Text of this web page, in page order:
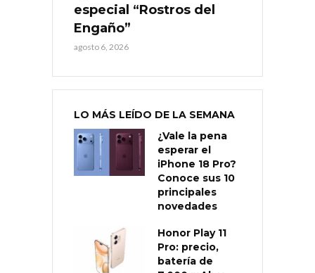
especial “Rostros del
Engaño”
agosto 6, 2026
LO MÁS LEÍDO DE LA SEMANA
¿Vale la pena
esperar el
iPhone 18 Pro?
Conoce sus 10
principales
novedades
Honor Play 11
Pro: precio,
batería de